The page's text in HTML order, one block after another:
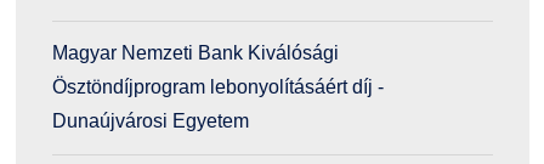
Magyar Nemzeti Bank Kiválósági
Ösztöndíjprogram lebonyolításáért díj -
Dunaújvárosi Egyetem